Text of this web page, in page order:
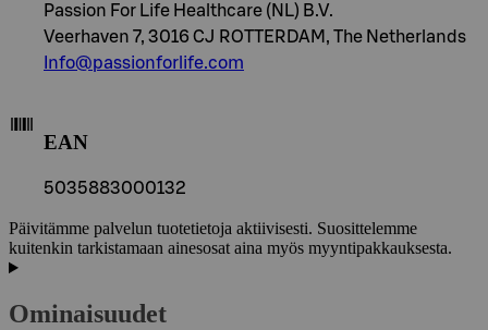
Passion For Life Healthcare (NL) B.V.
Veerhaven 7, 3016 CJ ROTTERDAM, The Netherlands
Info@passionforlife.com
EAN
5035883000132
Päivitämme palvelun tuotetietoja aktiivisesti. Suosittelemme
kuitenkin tarkistamaan ainesosat aina myös myyntipakkauksesta.
Ominaisuudet